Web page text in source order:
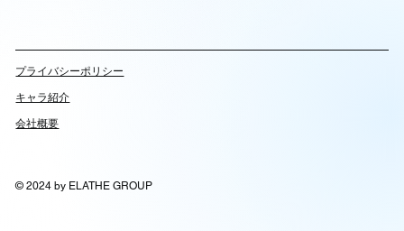
© 2024 by ELATHE GROUP
​プライバシーポリシー
キャラ紹介
会社概要